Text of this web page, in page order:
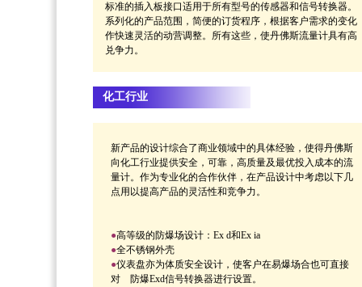
标准的插入板接口适用于所有型号的传感器和信号转换器。
系列化的产品范围，简便的订货程序，根据客户需求的变化
作快速灵活的动营调整。所有这些，使丹佛斯流量计具有高
兑争力。
化工行业
新产品的设计综合了商业领域中的具体经验，使得丹佛斯
向化工行业提供安全，可靠，高质量及最优投入成本的流
量计。作为专业化的合作伙伴，在产品设计中考虑以下几
点用以提高产品的灵活性和竞争力。
●高等级的防爆场设计：Ex d和Ex ia
●全不锈钢外壳
●仪表盘亦为体质安全设计，使客户在易爆场合也可直接
对 防爆Exd信号转换器进行设置。